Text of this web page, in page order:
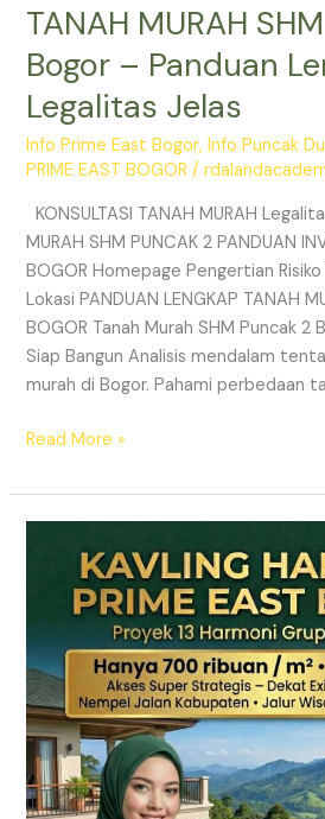
TANAH MURAH
Bogor – Panduan
Legalitas Jelas
Info Prime East Bogor,Info Puncak
PRIME EAST BOGOR /
KONSULTASI TANAH MURAH
MURAH SHM PUNCAK 2 PANDUAN
BOGOR Homepage Pengertian
Lokasi PANDUAN LENGKAP TANAH
BOGOR Tanah Murah SHM Puncak 2
Siap Bangun Analisis mendalam
murah di Bogor. Pahami perbedaan
Read More »
HARMONI
BOGOR
|
SHM
Pecah
Sertifikat
|